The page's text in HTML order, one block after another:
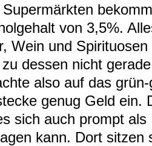
von 3,5%.
Wein und
dessen nicht
also auf das
genug Geld ein.
sich auch prompt
kann. Dort sitzen